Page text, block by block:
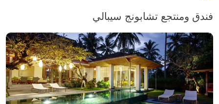
فندق ومنتجع تشابونج سيبالي